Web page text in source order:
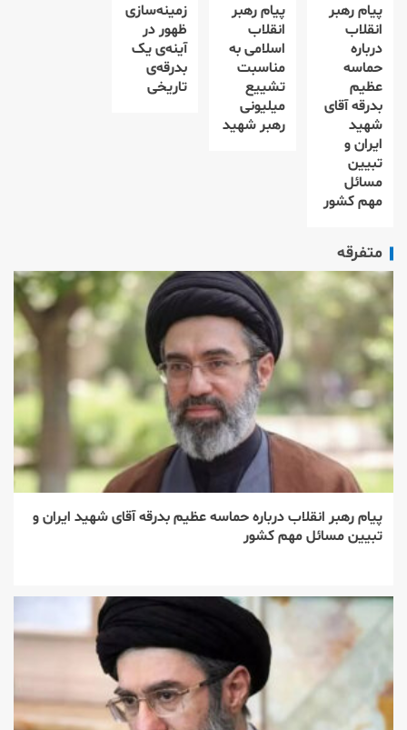
پیام رهبر
انقلاب
درباره
حماسه
عظیم
بدرقه آقای
شهید
ایران و
تبیین
مسائل
مهم کشور
پیام رهبر
انقلاب
اسلامی به
مناسبت
تشییع
میلیونی
رهبر شهید
زمینه‌سازی
ظهور در
آینه‌ی یک
بدرقه‌ی
تاریخی
متفرقه
پیام رهبر انقلاب درباره حماسه عظیم بدرقه آقای شهید ایران و
تبیین مسائل مهم کشور